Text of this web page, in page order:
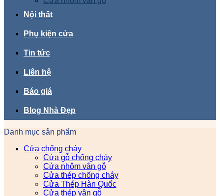
Nội thất
Phụ kiện cửa
Tin tức
Liên hệ
Báo giá
Blog Nhà Đẹp
Danh mục sản phẩm
Cửa chống cháy
Cửa gỗ chống cháy
Cửa nhôm vân gỗ
Cửa thép chống cháy
Cửa Thép Hàn Quốc
Cửa thép vân gỗ